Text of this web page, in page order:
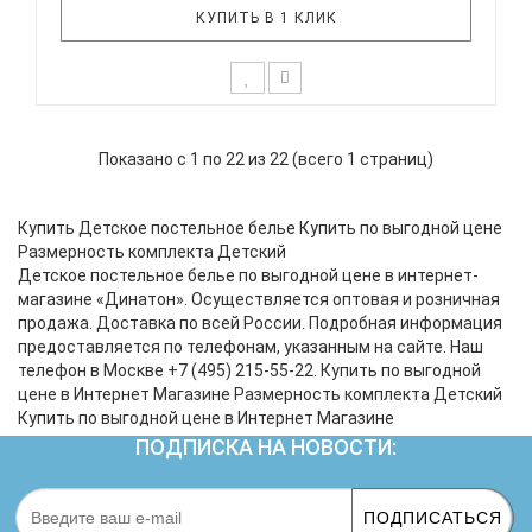
КУПИТЬ В 1 КЛИК
каждый родитель подходит очень основательно.
веселый рисунок, высокая устойчивость к частым
стиркам – очень важные пар..
Показано с 1 по 22 из 22 (всего 1 страниц)
Купить Детское постельное белье Купить по выгодной цене
Размерность комплекта Детский
Детское постельное белье по выгодной цене в интернет-
магазине «Динатон». Осуществляется оптовая и розничная
продажа. Доставка по всей России. Подробная информация
предоставляется по телефонам, указанным на сайте. Наш
телефон в Москве +7 (495) 215-55-22. Купить по выгодной
цене в Интернет Магазине Размерность комплекта Детский
Купить по выгодной цене в Интернет Магазине
ПОДПИСКА НА НОВОСТИ:
ПОДПИСАТЬСЯ